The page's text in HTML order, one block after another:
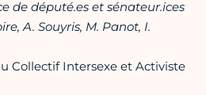
de député.es et sénateur.ices
A. Souyris, M. Panot, I.
Collectif Intersexe et Activiste